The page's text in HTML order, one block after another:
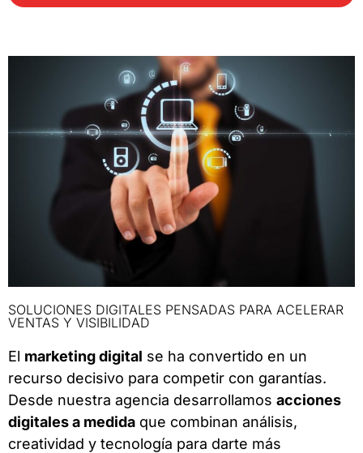
SOLUCIONES DIGITALES PENSADAS PARA ACELERAR
VENTAS Y VISIBILIDAD
El marketing digital se ha convertido en un
recurso decisivo para competir con garantías.
Desde nuestra agencia desarrollamos acciones
digitales a medida que combinan análisis,
creatividad y tecnología para darte más